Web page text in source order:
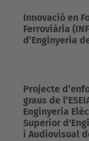
Innovació en
Ferroviària
d’Enginyeria
Projecte
graus de
Enginyeria
Superior
i Audiovisual